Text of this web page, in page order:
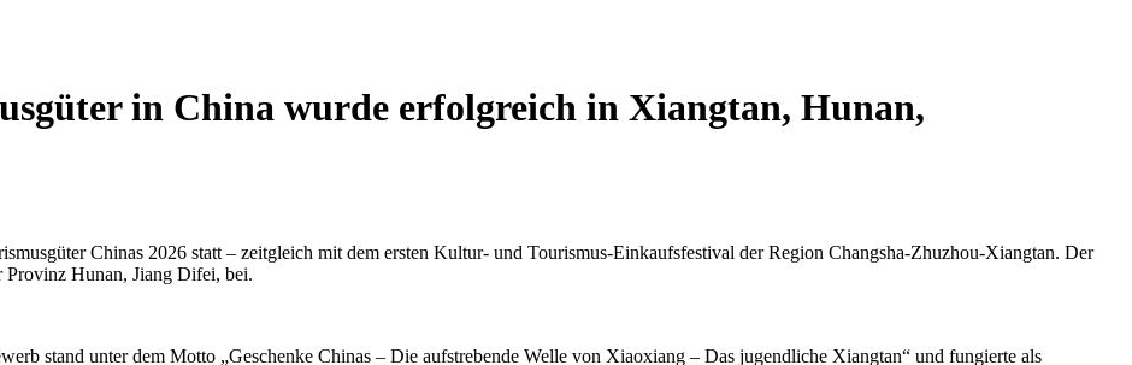
in China wurde erfolgreich in Xiangtan, Hunan,
Chinas 2026 statt – zeitgleich mit dem ersten Kultur- und Tourismus-Einkaufsfestival der Region Changsha-Zhuzhou-Xiangtan. Der
Provinz Hunan, Jiang Difei, bei.
stand unter dem Motto „Geschenke Chinas – Die aufstrebende Welle von Xiaoxiang – Das jugendliche Xiangtan“ und fungierte als